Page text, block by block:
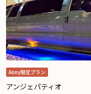
Anny限定プラン
アンジェパティオ